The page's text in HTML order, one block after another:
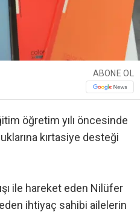
ABONE OL
öğretim yılı öncesinde
kırtasiye desteği
ile hareket eden Nilüfer
ihtiyaç sahibi ailelerin